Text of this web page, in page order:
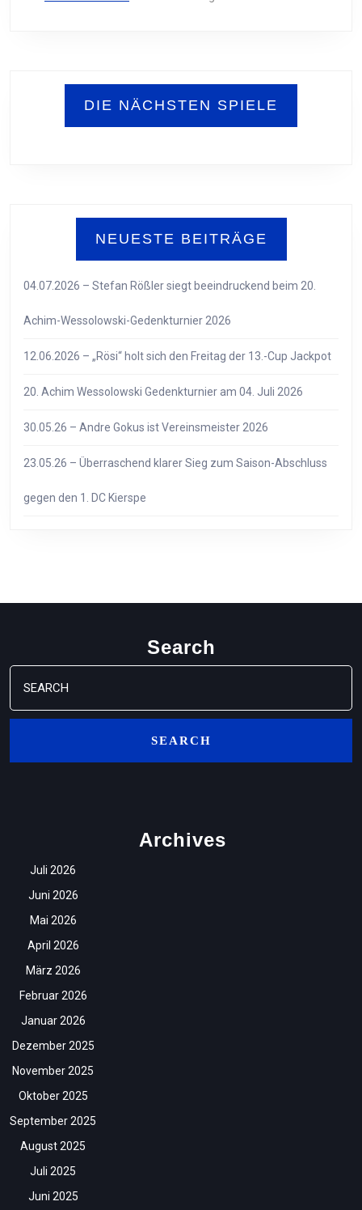
DIE NÄCHSTEN SPIELE
NEUESTE BEITRÄGE
04.07.2026 – Stefan Rößler siegt beeindruckend beim 20.
Achim-Wessolowski-Gedenkturnier 2026
12.06.2026 – „Rösi“ holt sich den Freitag der 13.-Cup Jackpot
20. Achim Wessolowski Gedenkturnier am 04. Juli 2026
30.05.26 – Andre Gokus ist Vereinsmeister 2026
23.05.26 – Überraschend klarer Sieg zum Saison-Abschluss
gegen den 1. DC Kierspe
Search
Search
for:
Archives
Juli 2026
Juni 2026
Mai 2026
April 2026
März 2026
Februar 2026
Januar 2026
Dezember 2025
November 2025
Oktober 2025
September 2025
August 2025
Juli 2025
Juni 2025